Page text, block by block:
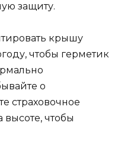
защиту.
крышу
чтобы герметик
о
страховочное
чтобы